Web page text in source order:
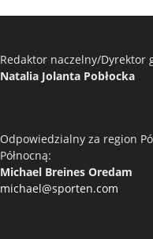
Redaktor naczelny/Dyrektor
Natalia Jolanta Pobłocka
Odpowiedzialny za region
Północną:
Michael Breines Oredam
michael@sporten.com